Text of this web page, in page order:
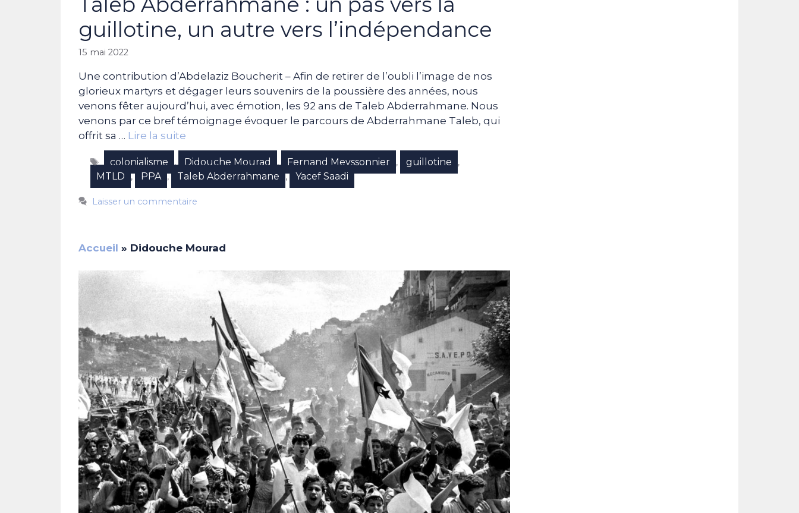
guillotine, un autre vers l’indépendance
15 mai 2022
Une contribution d’Abdelaziz Boucherit – Afin de retirer de l’oubli l’image de nos
glorieux martyrs et dégager leurs souvenirs de la poussière des années, nous
venons fêter aujourd’hui, avec émotion, les 92 ans de Taleb Abderrahmane. Nous
venons par ce bref témoignage évoquer le parcours de Abderrahmane Taleb, qui
offrit sa … Lire la suite
Étiquettes
colonialisme , Didouche Mourad , Fernand Meyssonnier , guillotine ,
MTLD , PPA , Taleb Abderrahmane , Yacef Saadi
Laisser un commentaire
Accueil » Didouche Mourad